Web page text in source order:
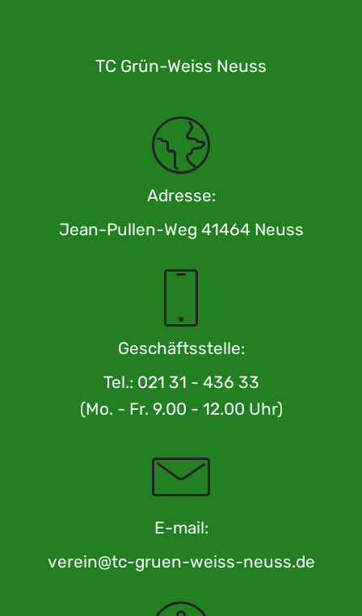
TC Grün-Weiss Neuss
Adresse:
Jean-Pullen-Weg 41464 Neuss
Geschäftsstelle:
Tel.: 021 31 - 436 33
(Mo. - Fr. 9.00 - 12.00 Uhr)
E-mail:
verein@tc-gruen-weiss-neuss.de